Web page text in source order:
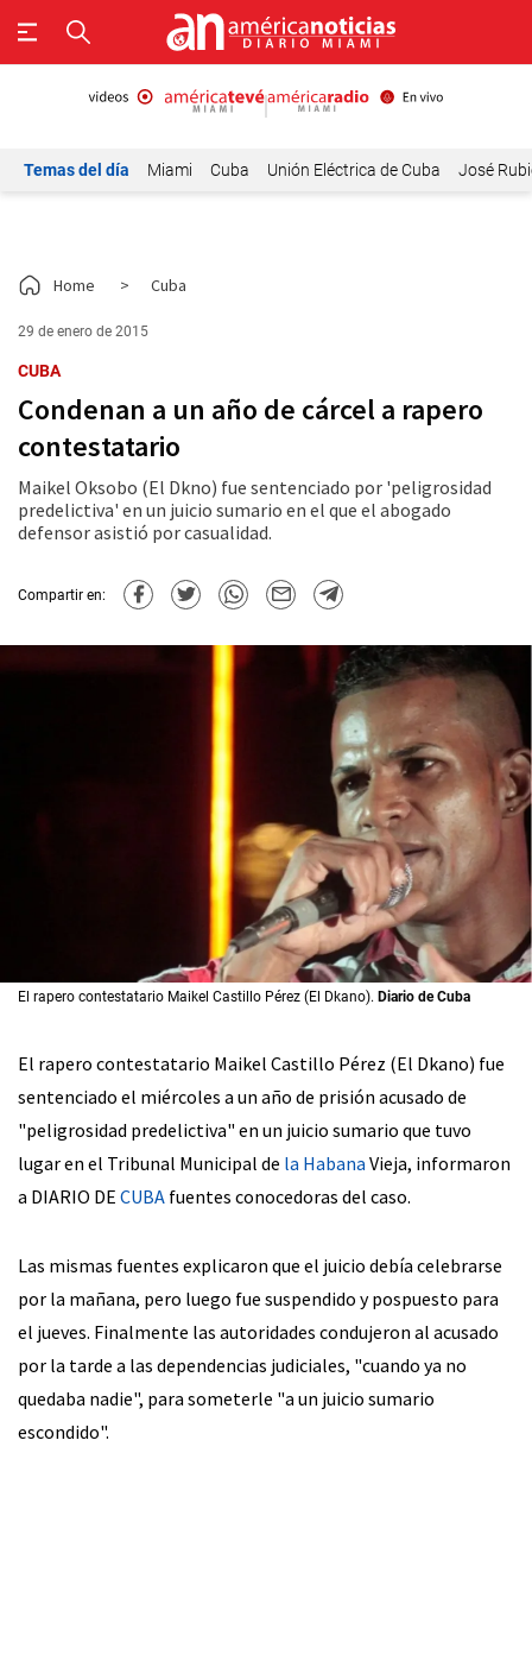
Temas del día Miami Cuba Unión Eléctrica de Cuba José
Home > Cuba
29 de enero de 2015
CUBA
Condenan a un año de cárcel a rapero
contestatario
Maikel Oksobo (El Dkno) fue sentenciado por 'peligrosidad
predelictiva' en un juicio sumario en el que el abogado
defensor asistió por casualidad.
Compartir en:
El rapero contestatario Maikel Castillo Pérez (El Dkano). Diario de Cuba
El rapero contestatario Maikel Castillo Pérez (El Dkano) fue
sentenciado el miércoles a un año de prisión acusado de
"peligrosidad predelictiva" en un juicio sumario que tuvo
lugar en el Tribunal Municipal de la Habana Vieja, informaron
a DIARIO DE CUBA fuentes conocedoras del caso.
Las mismas fuentes explicaron que el juicio debía celebrarse
por la mañana, pero luego fue suspendido y pospuesto para
el jueves. Finalmente las autoridades condujeron al acusado
por la tarde a las dependencias judiciales, "cuando ya no
quedaba nadie", para someterle "a un juicio sumario
escondido".